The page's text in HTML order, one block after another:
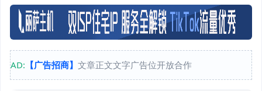
AD: 【广告招商】 文章正文文字广告位开放合作